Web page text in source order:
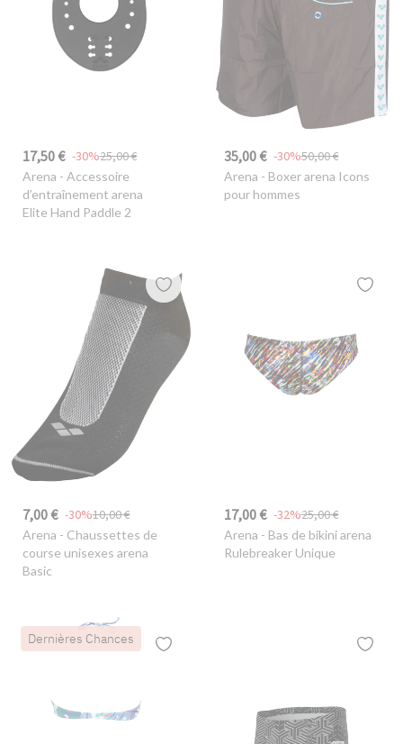
17,50 € 25,00 €
-30%
Arena - Accessoire
d’entraînement arena
Elite Hand Paddle 2
35,00 € 50,00 €
-30%
Arena - Boxer arena Icons
pour hommes
7,00 € 10,00 €
-30%
Arena - Chaussettes de
course unisexes arena
Basic
17,00 € 25,00 €
-32%
Arena - Bas de bikini arena
Rulebreaker Unique
Dernières Chances